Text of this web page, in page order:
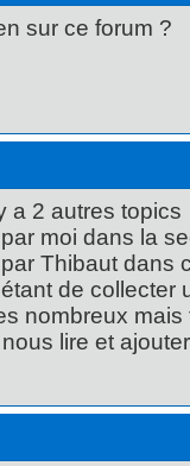
sur ce forum ?
a 2 autres topics
moi dans la
Thibaut dans
de collecter
nombreux
lire et